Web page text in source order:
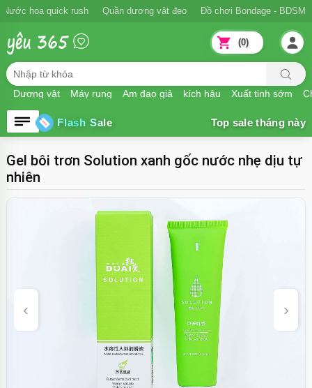
Nước hoa quick rush Quần dương vật đeo Đồ chơi Bondage - BDSM
Dương vật Máy rung Âm đạo giả kích hậu Xuất tinh sớm
(0)
Flash Sale
Gel bôi trơn Solution xanh gốc nước nhẹ dịu tự
nhiên